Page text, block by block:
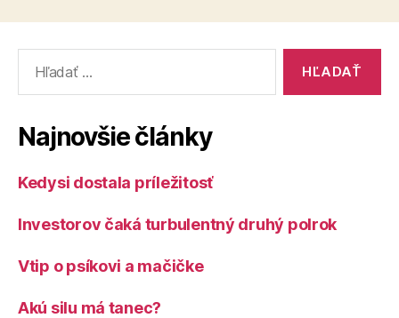
Najnovšie články
Kedysi dostala príležitosť
Investorov čaká turbulentný druhý polrok
Vtip o psíkovi a mačičke
Akú silu má tanec?